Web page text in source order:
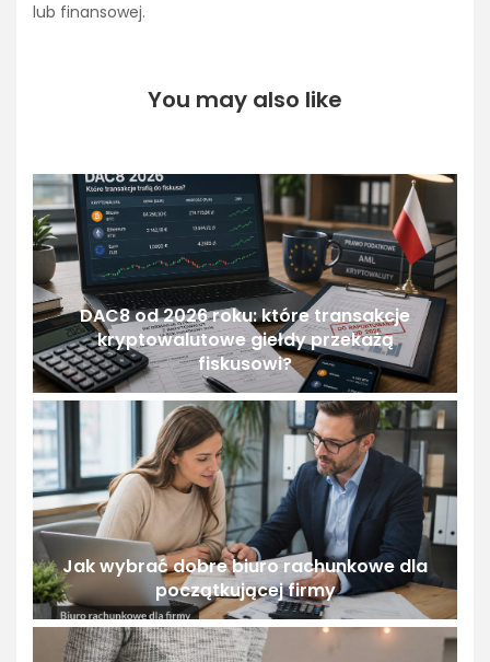
lub finansowej.
You may also like
DAC8 od 2026 roku: które transakcje
kryptowalutowe giełdy przekażą
fiskusowi?
Jak wybrać dobre biuro rachunkowe dla
początkującej firmy